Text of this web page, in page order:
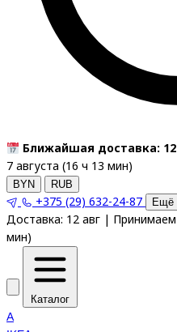
Ближайшая доставка: 12
7 августа (16 ч 13 мин)
BYN RUB
+375 (29) 632-24-87 Ещё
Доставка: 12 авг | Принимаем
мин)
Каталог
A